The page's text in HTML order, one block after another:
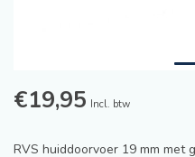
€19,95 Incl. btw
RVS huiddoorvoer 19 mm met